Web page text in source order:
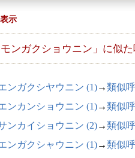
示
モンガクショウニン」に似た
ンガクシヤウニン (1)→類似
ンカンショウニン (1)→類似
ンカイショウニン (2)→類似
ンガクシャウニン (1)→類似